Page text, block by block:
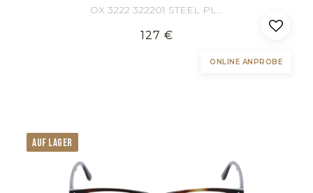
OX 3222 322201 STEEL PLATE 56/18
127 €
ONLINE ANPROBE
AUF LAGER